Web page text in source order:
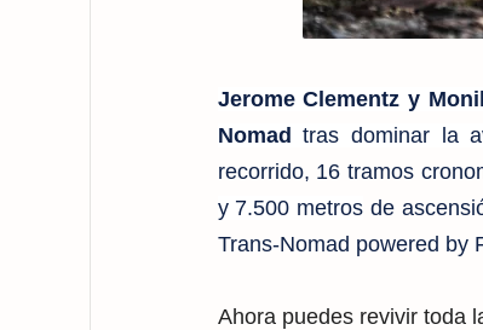
Jerome Clementz y
Nomadtras dominar la
recorrido, 16 tramos
y 7.500 metros de
Trans-Nomad powered by
Ahora puedes revivir toda